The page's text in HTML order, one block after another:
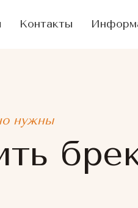
Контакты
нужны